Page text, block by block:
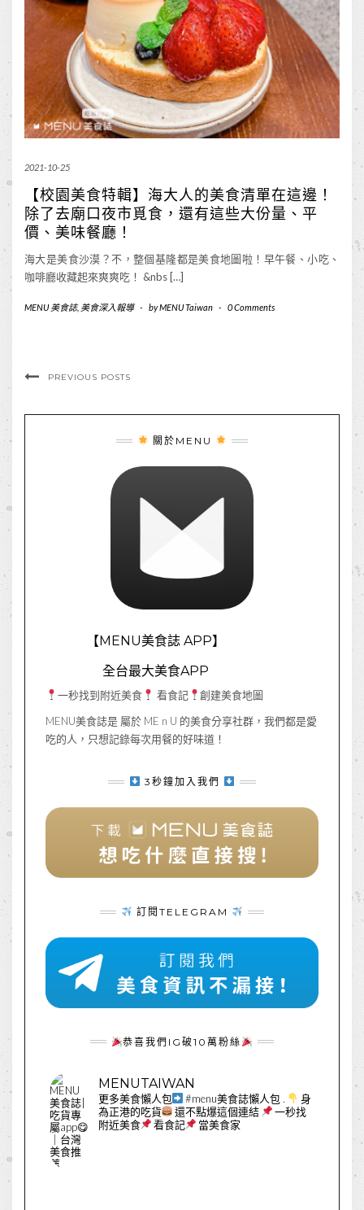
2021-10-25
【校園美食特輯】海大人的美食清單在這邊！
除了去廟口夜市覓食，還有這些大份量、平
價、美味餐廳！
海大是美食沙漠？不，整個基隆都是美食地圖啦！早午餐、小吃、
咖啡廳收藏起來爽爽吃！ &nbs […]
MENU 美食誌, 美食深入報導 - byMENU Taiwan - 0 Comments
PREVIOUS POSTS
關於MENU
【MENU美食誌 APP】
全台最大美食APP
一秒找到附近美食 看食記
創建美食地圖
MENU美食誌是 屬於 ME n U 的美食分享社群，我們都是愛
吃的人，只想記錄每次用餐的好味道！
3秒鐘加入我們
訂閱TELEGRAM
恭喜我們IG破10萬粉絲
MENUTAIWAN
更多美食懶人包 #menu美食誌懶人包 .
身
為正港的吃貨
還不點爆這個連結
一秒找
附近美食
看食記 當美食家